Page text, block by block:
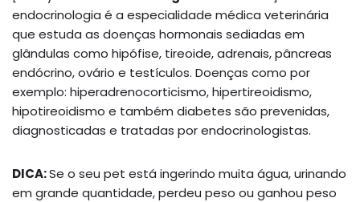
endocrinologia é a especialidade médica veterinária
que estuda as doenças hormonais sediadas em
glândulas como hipófise, tireoide, adrenais, pâncreas
endócrino, ovário e testículos. Doenças como por
exemplo: hiperadrenocorticismo, hipertireoidismo,
hipotireoidismo e também diabetes são prevenidas,
diagnosticadas e tratadas por endocrinologistas.
DICA:Se o seu pet está ingerindo muita água, urinando
em grande quantidade, perdeu peso ou ganhou peso